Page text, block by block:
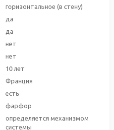
горизонтальное (в стену)
да
да
нет
нет
10 лет
Франция
есть
фарфор
определяется механизмом
системы